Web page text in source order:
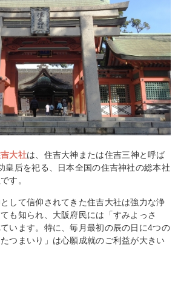
大社は、住吉大神または住吉三神と呼ば
皇后を祀る、日本全国の住吉神社の総本社
す。
して信仰されてきた住吉大社は強力な浄
も知られ、大阪府民には「すみよっさ
います。特に、毎月最初の辰の日に4つの
つまいり」は心願成就のご利益が大きい